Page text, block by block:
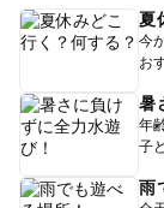
夏
今
お
暑
年
子
雨